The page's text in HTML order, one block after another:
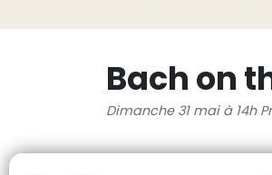
Bach on
Dimanche 31 mai à 14h